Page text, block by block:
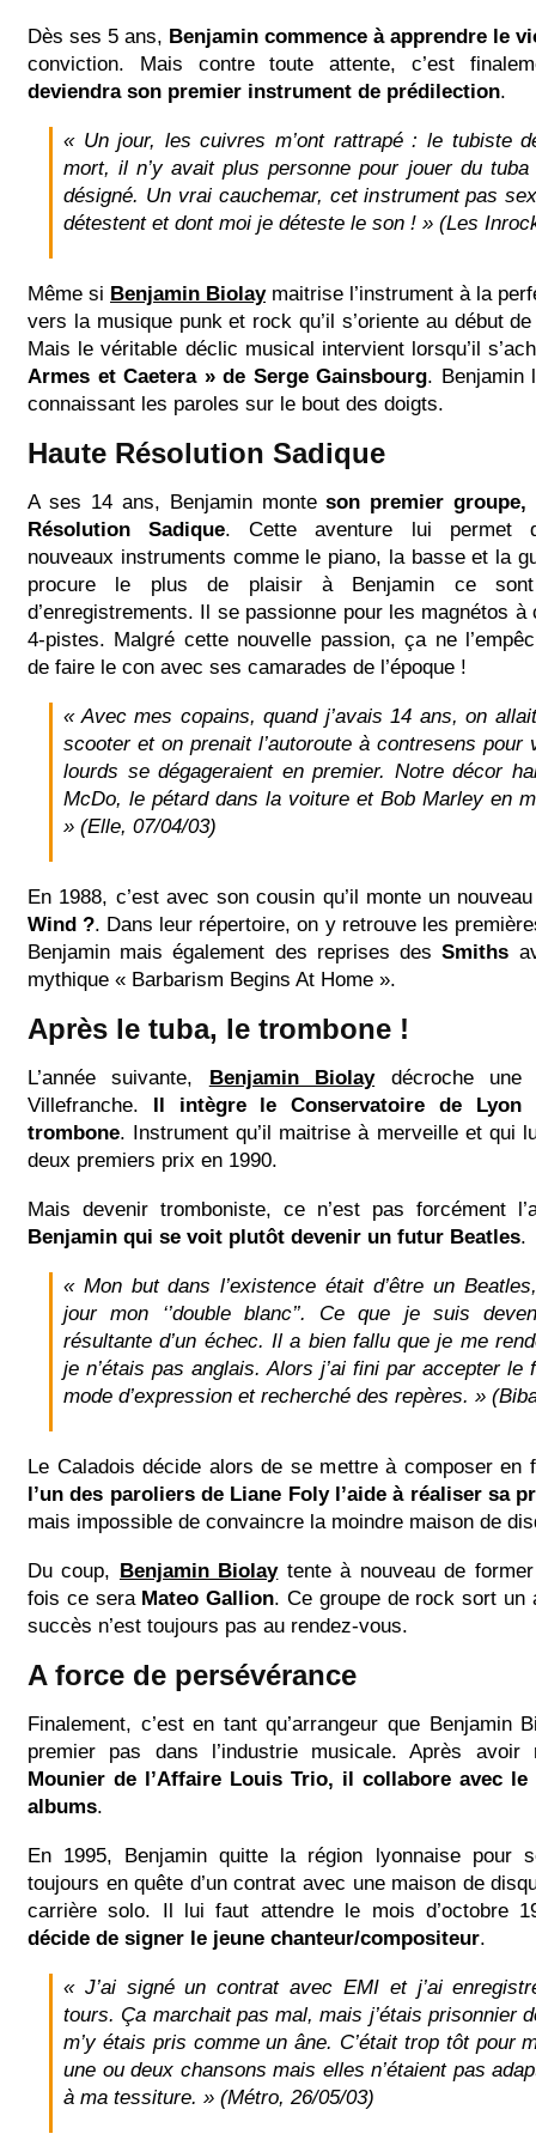
Dès ses 5 ans, Benjamin commence à apprendre le
conviction. Mais contre toute attente, c’est
deviendra son premier instrument de prédilection.
« Un jour, les cuivres m’ont rattrapé : le tubiste
mort, il n’y avait plus personne pour jouer du tuba
désigné. Un vrai cauchemar, cet instrument pas
détestent et dont moi je déteste le son ! » (Les
Même si Benjamin Biolaymaitrise l’instrument à la
vers la musique punk et rock qu’il s’oriente au début
Mais le véritable déclic musical intervient lorsqu’il
Armes et Caetera » de Serge Gainsbourg. Benjamin
connaissant les paroles sur le bout des doigts.
Haute Résolution Sadique
A ses 14 ans, Benjamin monteson premier groupe,
Résolution Sadique. Cette aventure lui permet
nouveaux instruments comme le piano, la basse et la
procure le plus de plaisir à Benjamin ce sont
d’enregistrements. Il se passionne pour les magnétos
4-pistes. Malgré cette nouvelle passion, ça ne
de faire le con avec ses camarades de l’époque !
« Avec mes copains, quand j’avais 14 ans, on
scooter et on prenait l’autoroute à contresens
lourds se dégageraient en premier. Notre décor
McDo, le pétard dans la voiture et Bob Marley en
» (Elle, 07/04/03)
En 1988, c’est avec son cousin qu’il monte un
Wind ?. Dans leur répertoire, on y retrouve les
Benjamin mais également des reprises desSmiths
mythique « Barbarism Begins At Home ».
Après le tuba, le trombone !
L’année suivante, Benjamin Biolaydécroche une
Villefranche. Il intègre le Conservatoire de Lyon
trombone. Instrument qu’il maitrise à merveille et qui
deux premiers prix en 1990.
Mais devenir tromboniste, ce n’est pas forcément
Benjamin qui se voit plutôt devenir un futur Beatles.
« Mon but dans l’existence était d’être un
jour mon ‘’double blanc’’. Ce que je suis
résultante d’un échec. Il a bien fallu que je me
je n’étais pas anglais. Alors j’ai fini par accepter le
mode d’expression et recherché des repères. »
Le Caladois décide alors de se mettre à composer en
l’un des paroliers de Liane Foly l’aide à réaliser sa
mais impossible de convaincre la moindre maison de
Du coup, Benjamin Biolaytente à nouveau de
fois ce sera Mateo Gallion. Ce groupe de rock sort un
succès n’est toujours pas au rendez-vous.
A force de persévérance
Finalement, c’est en tant qu’arrangeur que Benjamin
premier pas dans l’industrie musicale. Après
Mounier de l’Affaire Louis Trio, il collabore avec
albums.
En 1995, Benjamin quitte la région lyonnaise pour
toujours en quête d’un contrat avec une maison de
carrière solo. Il lui faut attendre le mois d’octobre
décide de signer le jeune chanteur/compositeur.
« J’ai signé un contrat avec EMI et j’ai
tours. Ça marchait pas mal, mais j’étais prisonnier
m’y étais pris comme un âne. C’était trop tôt pour
une ou deux chansons mais elles n’étaient pas
à ma tessiture. » (Métro, 26/05/03)